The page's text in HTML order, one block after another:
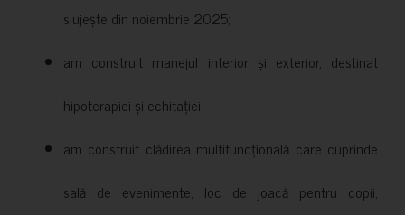
slujește din noiembrie 2025;
am construit manejul interior și exterior, destinat
hipoterapiei și echitației;
am construit clădirea multifuncțională care cuprinde
sală de evenimente, loc de joacă pentru copii,